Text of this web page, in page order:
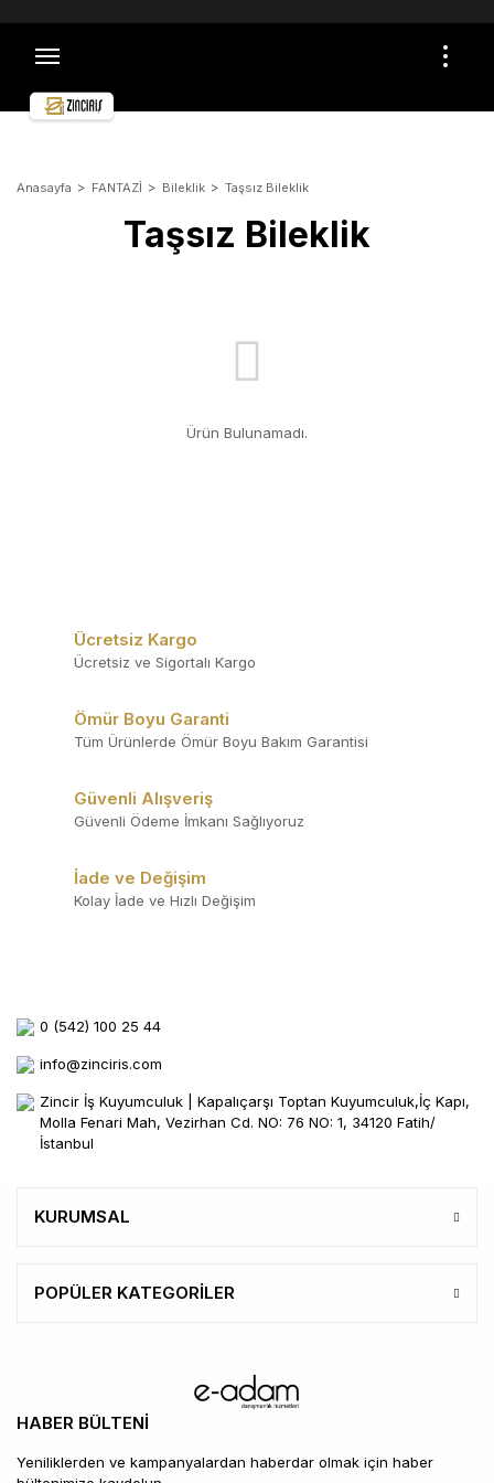
TOPTAN ALIŞVERİŞLER İÇİN İLETİŞİME GEÇİN
Anasayfa FANTAZİ Bileklik Taşsız Bileklik
Taşsız Bileklik
Ürün Bulunamadı.
Ücretsiz Kargo
Ücretsiz ve Sigortalı Kargo
Ömür Boyu Garanti
Tüm Ürünlerde Ömür Boyu Bakım Garantisi
Güvenli Alışveriş
Güvenli Ödeme İmkanı Sağlıyoruz
İade ve Değişim
Kolay İade ve Hızlı Değişim
0 (542) 100 25 44
info@zinciris.com
Zincir İş Kuyumculuk | Kapalıçarşı Toptan Kuyumculuk,İç Kapı,
Molla Fenari Mah, Vezirhan Cd. NO: 76 NO: 1, 34120 Fatih/
İstanbul
KURUMSAL
POPÜLER KATEGORİLER
HABER BÜLTENİ
Yeniliklerden ve kampanyalardan haberdar olmak için haber